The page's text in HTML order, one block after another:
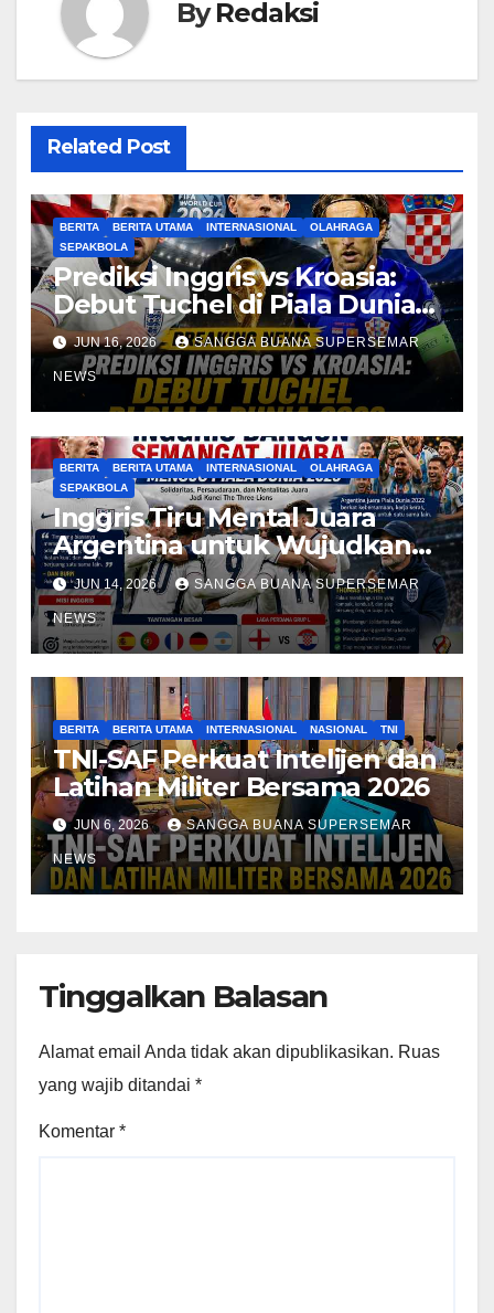
ByRedaksi
Related Post
BERITA BERITA UTAMA INTERNASIONAL
OLAHRAGA
SEPAKBOLA
Prediksi Inggris vs Kroasia:
Debut Tuchel di Piala Dunia
2026
JUN 16, 2026 SANGGA BUANA SUPERSEMAR
NEWS
BERITA BERITA UTAMA INTERNASIONAL
OLAHRAGA
SEPAKBOLA
Inggris Tiru Mental Juara
Argentina untuk Wujudkan
Mimpi Juara Piala Dunia 2026
JUN 14, 2026 SANGGA BUANA SUPERSEMAR
NEWS
BERITA BERITA UTAMA INTERNASIONAL NASIONAL TNI
TNI-SAF Perkuat Intelijen dan
Latihan Militer Bersama 2026
JUN 6, 2026 SANGGA BUANA SUPERSEMAR
NEWS
Tinggalkan Balasan
Alamat email Anda tidak akan dipublikasikan. Ruas
yang wajib ditandai *
Komentar *